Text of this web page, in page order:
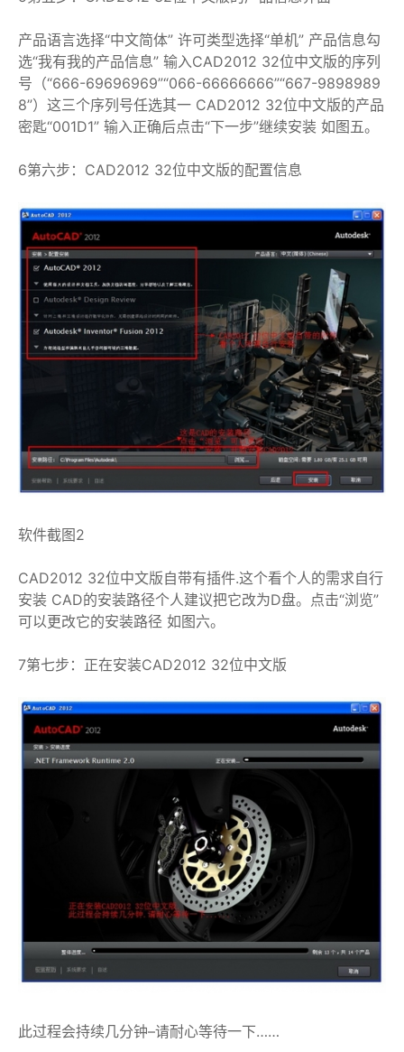
产品语言选择“中文简体” 许可类型选择“单机” 产品信息勾
选“我有我的产品信息” 输入CAD2012 32位中文版的序列
号（“666-69696969”“066-66666666”“667-9898989
8”）这三个序列号任选其一 CAD2012 32位中文版的产品
密匙“001D1” 输入正确后点击“下一步”继续安装 如图五。
6第六步：CAD2012 32位中文版的配置信息
软件截图2
CAD2012 32位中文版自带有插件.这个看个人的需求自行
安装 CAD的安装路径个人建议把它改为D盘。点击“浏览”
可以更改它的安装路径 如图六。
7第七步：正在安装CAD2012 32位中文版
此过程会持续几分钟–请耐心等待一下……